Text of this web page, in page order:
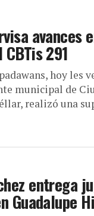
avances
291
hoy les
municipal de
realizó una
entrega
Guadalupe